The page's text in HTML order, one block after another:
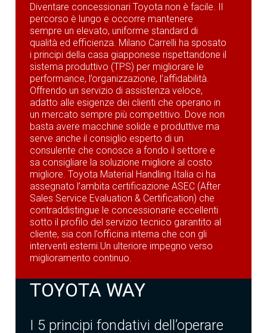
Diventare concessionari Toyota non è facile. Il
percorso è lungo e occorre mantenere
sempre un elevato, uniforme standard di
qualità ed efficienza. Milano Carrelli ha sposato
i principi della casa giapponese rispettandone il
sistema produttivo (TPS) per migliorare le
performance, l’organizzazione, l’affidabilità.
Offrendo un servizio di assistenza veloce,
adatto alle esigenze dei clienti che operano in
un mercato sempre più competitivo. Dove non
basta avere macchine solide e produttive ma
serve anche il consiglio esperto di un
consulente che conosce a fondo il settore e
sa consigliare la soluzione migliore al costo
migliore. Toyota Material Handling Italia ci ha
assegnato l’ambita certificazione ASEC (After
Sales Service Evaluation & Certification) che
contraddistingue le concessionarie eccellenti
sotto il profilo del servizio tecnico garantito al
cliente, sia con l’officina interna che con gli
interventi esterni.Un ulteriore impegno verso
miglioramento continuo.
TOYOTA WAY
I 5 principi fondativi dell’operare